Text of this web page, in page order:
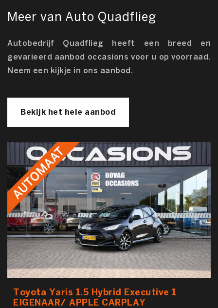
Meer van Auto Quadflieg
Autobedrijf Quadflieg heeft een breed en
gevarieerd aanbod occasions voor u op voorraad.
Neem een kijkje in ons aanbod.
Bekijk het hele aanbod
Toyota Yaris 1.5 Hybrid Executive 1
EIGENAAR/ APPLE CARPLAY